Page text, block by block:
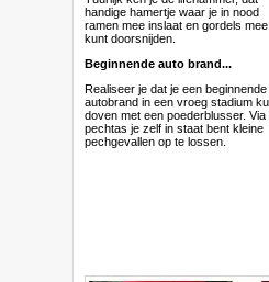
handige hamertje waar je in nood
ramen mee inslaat en gordels mee
kunt doorsnijden.
Beginnende auto brand...
Realiseer je dat je een beginnende
autobrand in een vroeg stadium
doven met een poederblusser. Via
pechtas je zelf in staat bent kleine
pechgevallen op te lossen.